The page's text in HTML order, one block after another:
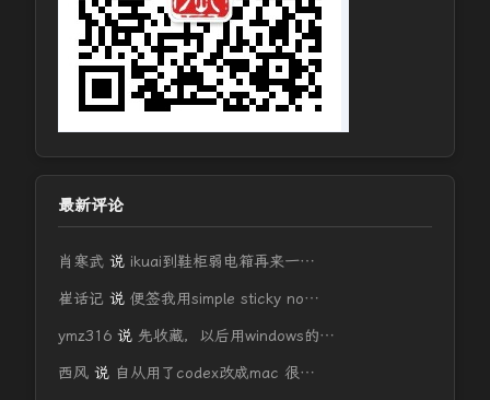
最新评论
肖寒武 说 ikuai到鞋柜弱电箱再来一…
崔话记 说 便签我用simple sticky no…
ymz316 说 先收藏，以后用windows的…
西风 说 自从用了codex改成mac 很…